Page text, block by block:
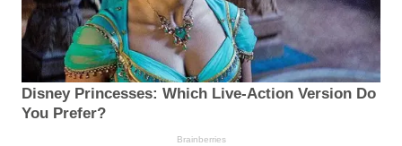
Disney Princesses: Which Live-Action Version Do
You Prefer?
Brainberries